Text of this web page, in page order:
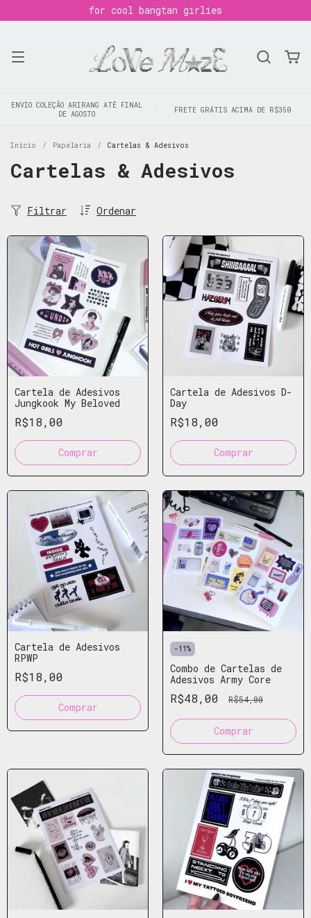
for cool bangtan girlies
ENVIO COLEÇÃO ARIRANG ATÉ FINAL
DE AGOSTO
FRETE GRÁTIS ACIMA DE R$350
Início / Papelaria / Cartelas & Adesivos
Cartelas & Adesivos
Ordenar
Filtrar
Cartela de Adesivos
Jungkook My Beloved
R$18,00
Cartela de Adesivos D-
Day
R$18,00
Cartela de Adesivos
RPWP
R$18,00
-11%
Combo de Cartelas de
Adesivos Army Core
R$48,00 R$54,00